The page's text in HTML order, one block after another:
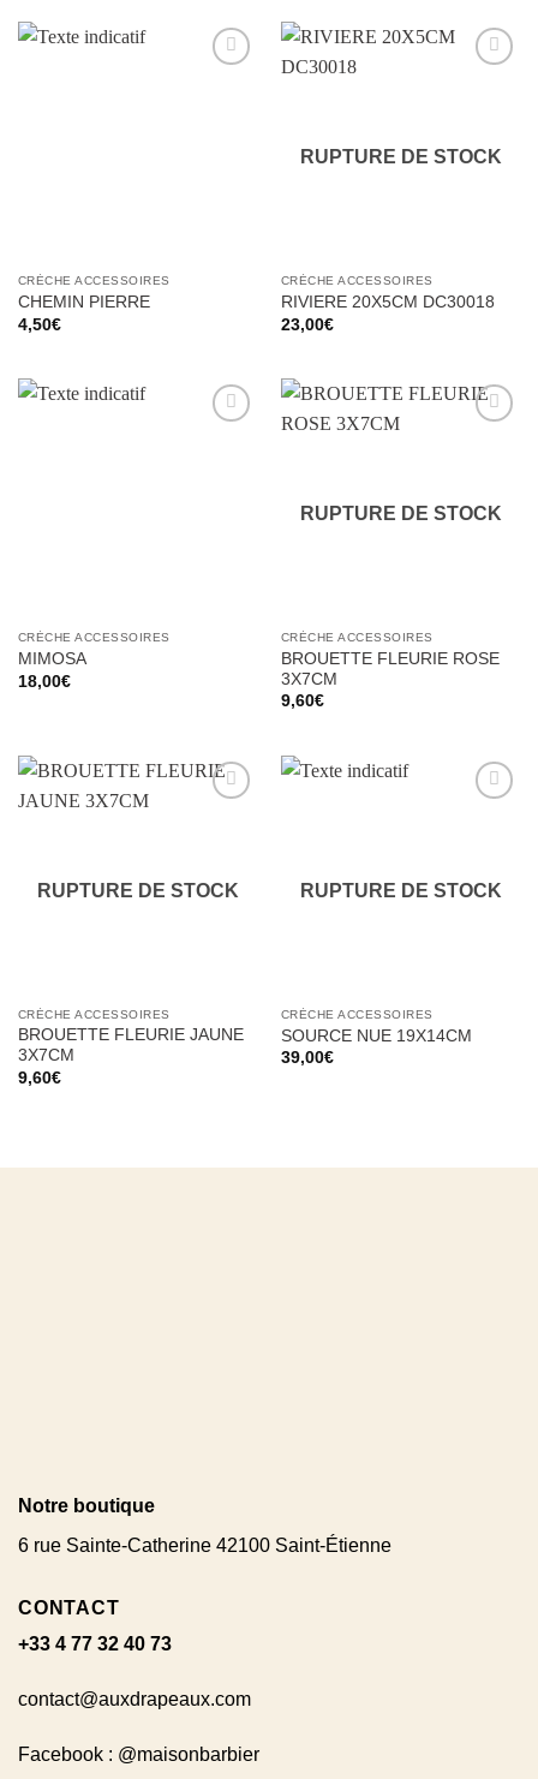
CRÈCHE ACCESSOIRES
CHEMIN PIERRE
4,50€
RUPTURE DE STOCK
CRÈCHE ACCESSOIRES
RIVIERE 20X5CM DC30018
23,00€
CRÈCHE ACCESSOIRES
MIMOSA
18,00€
RUPTURE DE STOCK
CRÈCHE ACCESSOIRES
BROUETTE FLEURIE ROSE
3X7CM
9,60€
RUPTURE DE STOCK
CRÈCHE ACCESSOIRES
BROUETTE FLEURIE JAUNE
3X7CM
9,60€
RUPTURE DE STOCK
CRÈCHE ACCESSOIRES
SOURCE NUE 19X14CM
39,00€
Notre boutique
6 rue Sainte-Catherine 42100 Saint-Étienne
CONTACT
+33 4 77 32 40 73
contact@auxdrapeaux.com
Facebook : @maisonbarbier